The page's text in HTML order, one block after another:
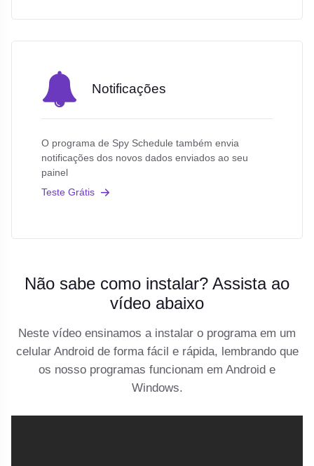
Notificações
O programa de Spy Schedule também envia
notificações dos novos dados enviados ao seu
painel
Teste Grátis
Não sabe como instalar? Assista ao
vídeo abaixo
Neste vídeo ensinamos a instalar o programa em um
celular Android de forma fácil e rápida, lembrando que
os nosso programas funcionam em Android e
Windows.